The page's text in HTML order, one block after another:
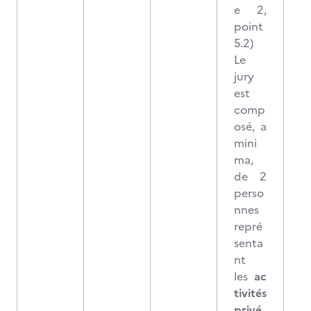
e 2,
point
5.2)
Le
jury
est
comp
osé, a
mini
ma,
de 2
perso
nnes
repré
senta
nt
les ac
tivités